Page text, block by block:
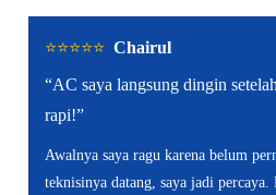
⭐️⭐️⭐️⭐️⭐️ Chairul
“AC saya langsung dingin
rapi!”
Awalnya saya ragu karena belum
teknisinya datang, saya jadi percaya.